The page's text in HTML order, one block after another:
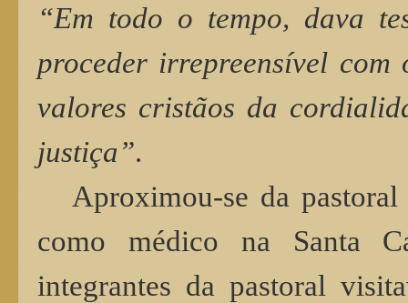
“Em todo o tempo, dava
proceder irrepreensível
valores cristãos da
justiça”.
Aproximou-se da
como médico na Santa
integrantes da pastoral